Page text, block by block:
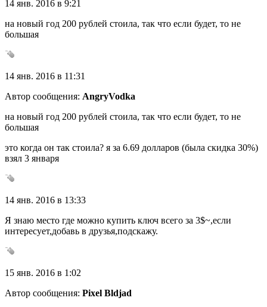
14 янв. 2016 в 9:21
на новый год 200 рублей стоила, так что если будет, то не
большая
14 янв. 2016 в 11:31
Автор сообщения: AngryVodka
на новый год 200 рублей стоила, так что если будет, то не
большая
это когда он так стоила? я за 6.69 долларов (была скидка 30%)
взял 3 января
14 янв. 2016 в 13:33
Я знаю место где можно купить ключ всего за 3$~,если
интересует,добавь в друзья,подскажу.
15 янв. 2016 в 1:02
Автор сообщения: Pixel Bldjad